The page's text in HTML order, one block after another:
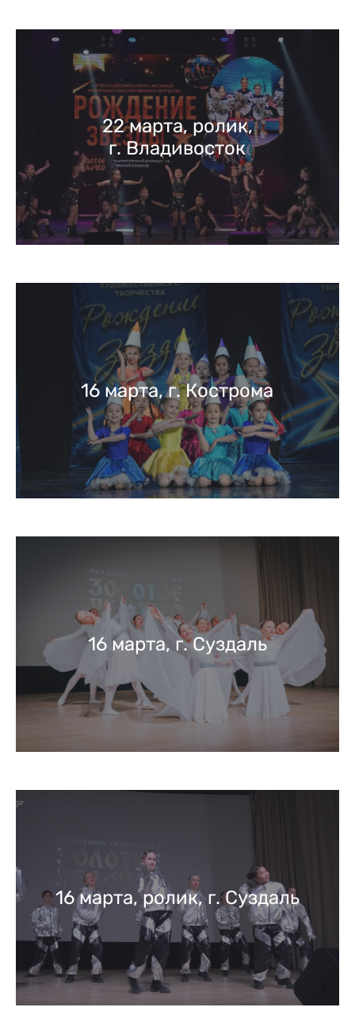
22 марта, ролик,
г. Владивосток
16 марта, г. Кострома
16 марта, г. Суздаль
16 марта, ролик, г. Суздаль